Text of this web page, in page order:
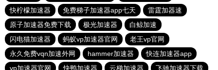
快柠檬加速器
免费梯子加速器app七天
雷霆加器速
原子加速器免费下载
极光加速器
白鲸加速
闪电猫加速器
蚂蚁vp加速器官网
老王vp官网
永久免费vqn加速外网
hammer加速器
快连加速器app
vp加速器官网
快鸭加速器 云梯加速器
飞驰加速器下载